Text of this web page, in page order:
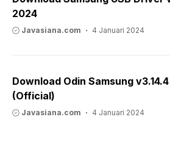
2024
Javasiana.com 4 Januari 2024
Download Odin Samsung
(Official)
Javasiana.com 4 Januari 2024